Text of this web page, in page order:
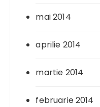
mai 2014
aprilie 2014
martie 2014
februarie 2014